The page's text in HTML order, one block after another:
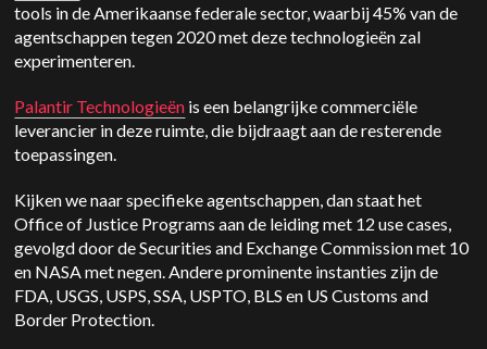
tools in de Amerikaanse federale sector, waarbij 45% van de
agentschappen tegen 2020 met deze technologieën zal
experimenteren.
Palantir Technologieën is een belangrijke commerciële
leverancier in deze ruimte, die bijdraagt aan de resterende
toepassingen.
Kijken we naar specifieke agentschappen, dan staat het
Office of Justice Programs aan de leiding met 12 use cases,
gevolgd door de Securities and Exchange Commission met 10
en NASA met negen. Andere prominente instanties zijn de
FDA, USGS, USPS, SSA, USPTO, BLS en US Customs and
Border Protection.